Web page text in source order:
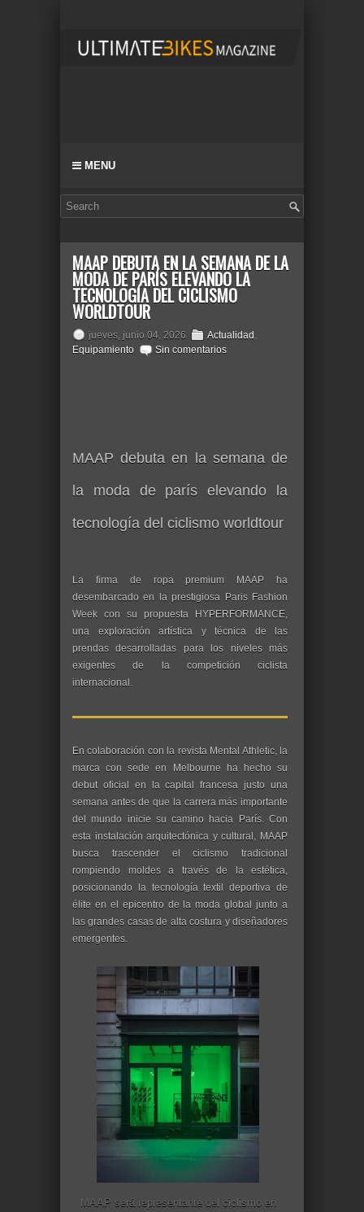
MENU
MAAP DEBUTA EN LA SEMANA DE LA
MODA DE PARÍS ELEVANDO LA
TECNOLOGÍA DEL CICLISMO
WORLDTOUR
jueves, junio 04, 2026 Actualidad ,
Equipamiento
Sin comentarios
MAAP debuta en la semana de
la moda de parís elevando la
tecnología del ciclismo worldtour
La firma de ropa premium MAAP ha
desembarcado en la prestigiosa Paris Fashion
Week con su propuesta HYPERFORMANCE,
una exploración artística y técnica de las
prendas desarrolladas para los niveles más
exigentes de la competición ciclista
internacional.
En colaboración con la revista Mental Athletic, la
marca con sede en Melbourne ha hecho su
debut oficial en la capital francesa justo una
semana antes de que la carrera más importante
del mundo inicie su camino hacia París. Con
esta instalación arquitectónica y cultural, MAAP
busca trascender el ciclismo tradicional
rompiendo moldes a través de la estética,
posicionando la tecnología textil deportiva de
élite en el epicentro de la moda global junto a
las grandes casas de alta costura y diseñadores
emergentes.
MAAP será representante del ciclismo en